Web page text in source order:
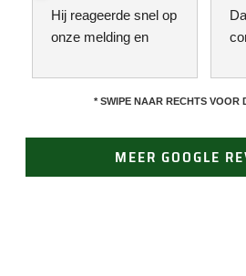
Hij reageerde snel op
onze melding en
collega kijken naar
het probleem. Omdat
hij
* SWIPE NAAR RECHTS VOOR
MEER GOOGLE